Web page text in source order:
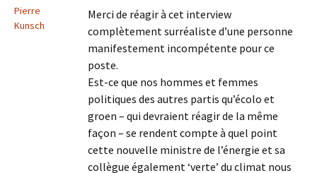
Pierre
Kunsch
Merci de réagir à cet interview
complètement surréaliste d’une personne
manifestement incompétente pour ce
poste.
Est-ce que nos hommes et femmes
politiques des autres partis qu’écolo et
groen – qui devraient réagir de la même
façon – se rendent compte à quel point
cette nouvelle ministre de l’énergie et sa
collègue également ‘verte’ du climat nous